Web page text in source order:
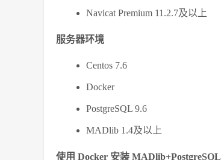
Navicat Premium 11.2.7及以上
服务器环境
Centos 7.6
Docker
PostgreSQL 9.6
MADlib 1.4及以上
使用 Docker 安装 MADlib+PostgreSQL